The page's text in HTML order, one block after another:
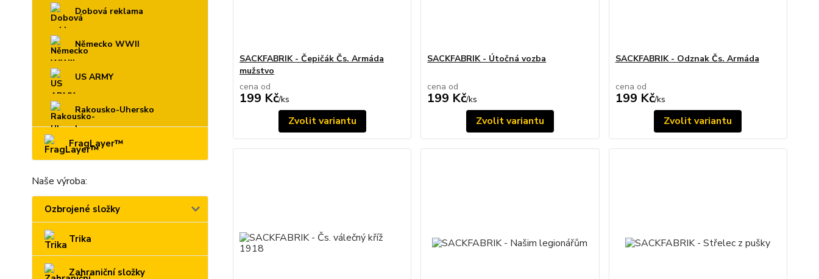
Dobová reklama
Německo WWII
US ARMY
Rakousko-Uhersko
FragLayer™
Naše výroba:
Ozbrojené složky
Trika
Zahraniční složky
SACKFABRIK - Čepičák Čs. Armáda
mužstvo
cena od
199 Kč/ks
Zvolit variantu
SACKFABRIK - Útočná vozba
cena od
199 Kč/ks
Zvolit variantu
SACKFABRIK - Odznak Čs. Armáda
cena od
199 Kč/ks
Zvolit variantu